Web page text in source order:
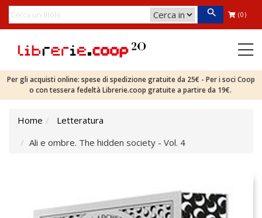
(0)
Per gli acquisti online: spese di spedizione gratuite da 25€ - Per i soci Coop
o con tessera fedeltà Librerie.coop gratuite a partire da 19€.
Home
Letteratura
Ali e ombre. The hidden society - Vol. 4